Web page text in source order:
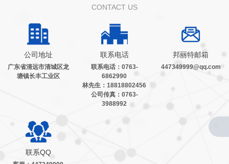
CONTACT US
公司地址
广东省清远市清城区龙
塘镇长丰工业区
联系电话
联系电话：0763-
6862990
林先生：18818802456
公司传真：0763-
3988992
邦丽特邮箱
447349999@qq.com
联系QQ